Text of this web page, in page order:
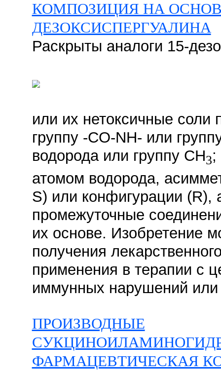
КОМПОЗИЦИЯ НА
ДЕЗОКСИСПЕРГУАЛИНА
Раскрыты аналоги 15-
или их нетоксичные соли
группу -CO-NH- или
водорода или группу СН3;
атомом водорода,
S) или конфигурации (R),
промежуточные
их основе. Изобретение
получения
применения в терапии с
иммунных нарушений
ПРОИЗВОДНЫЕ
ФАРМАЦЕВТИЧЕСКАЯ